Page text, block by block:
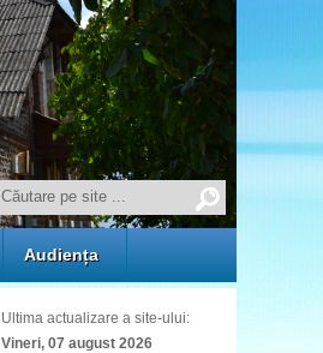
Audiența
Ultima actualizare a site-ului:
Vineri, 07 august 2026